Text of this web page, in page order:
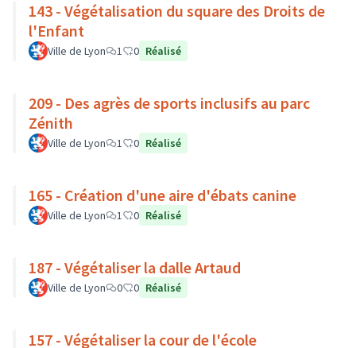
143 - Végétalisation du square des Droits de
l'Enfant
Ville de Lyon 1 0 Réalisé
209 - Des agrès de sports inclusifs au parc
Zénith
Ville de Lyon 1 0 Réalisé
165 - Création d'une aire d'ébats canine
Ville de Lyon 1 0 Réalisé
187 - Végétaliser la dalle Artaud
Ville de Lyon 0 0 Réalisé
157 - Végétaliser la cour de l'école